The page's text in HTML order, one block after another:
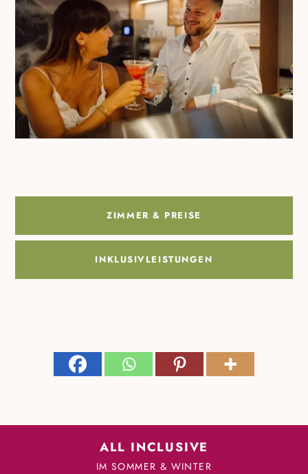
ZIMMER & PREISE
INKLUSIVLEISTUNGEN
ALL INCLUSIVE
IM SOMMER & WINTER